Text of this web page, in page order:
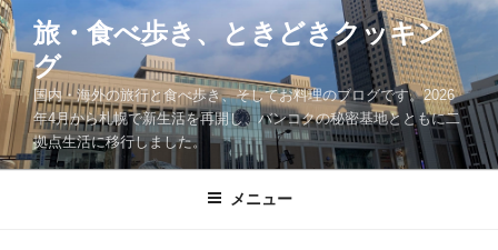
コ
ン
テ
ン
ツ
へ
ス
旅・食べ歩き、ときどきクッキン
グ
国内・海外の旅行と食べ歩き、そしてお料理のブログです。2026
年4月から札幌で新生活を再開し、バンコクの秘密基地とともに二
拠点生活に移行しました。
メニュー